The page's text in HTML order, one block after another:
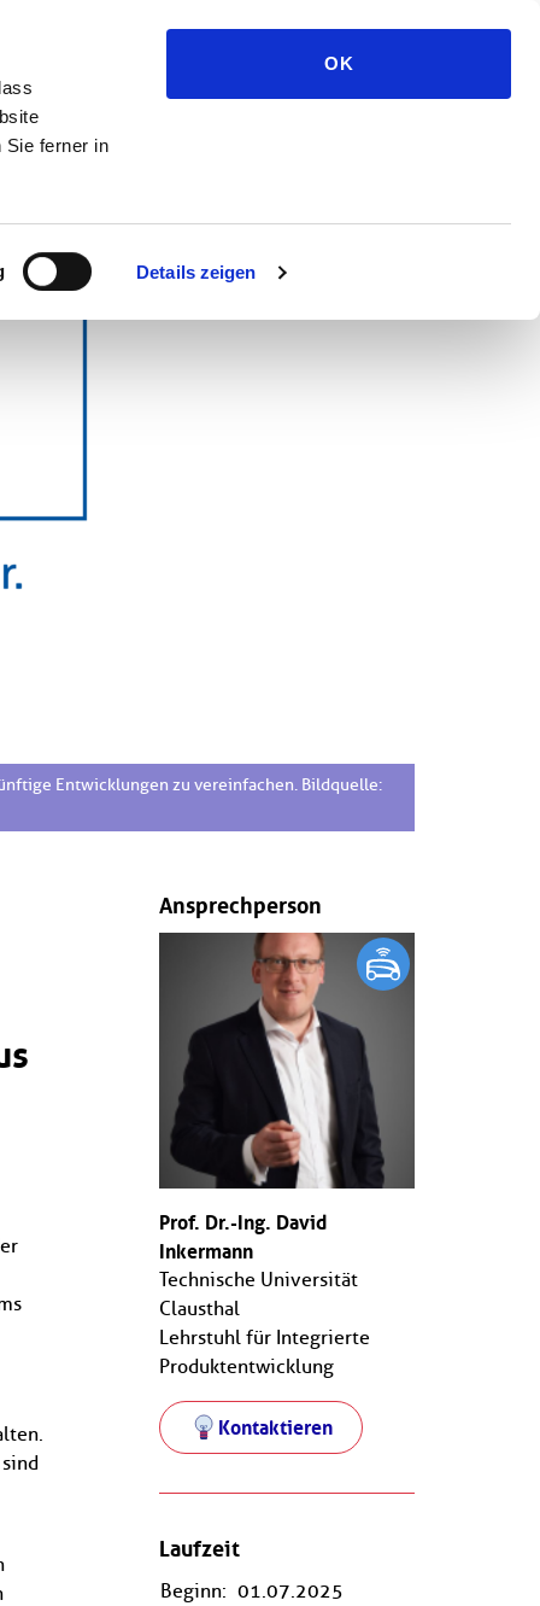
Sie ferner in
Details zeigen
OK
Entwicklungen zu vereinfachen. Bildquelle:
Ansprechperson
Prof. Dr.-Ing. David
Inkermann
Technische Universität
Clausthal
Lehrstuhl für Integrierte
Produktentwicklung
Kontaktieren
Laufzeit
Beginn: 01.07.2025